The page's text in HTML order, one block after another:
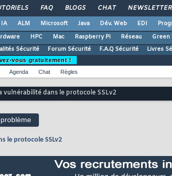
FAQ BLOGS CHAT NEWSLETTER
IA ALM Microsoft Java Dév. Web EDI
HPC Mac Raspberry Pi Réseau Green
Sécurité
Forum Sécurité F.A.Q Sécurité Livres
vous gratuitement !
Agenda Chat Règles
vulnérabilité dans le protocole SSLv2
le protocole SSLv2